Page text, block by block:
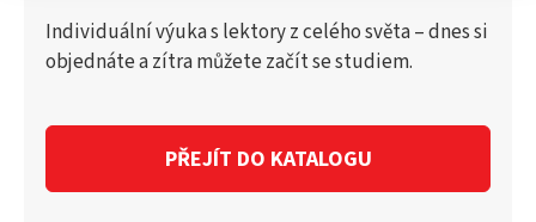
Individuální výuka s lektory z celého světa – dnes si
objednáte a zítra můžete začít se studiem.
PŘEJÍT DO KATALOGU